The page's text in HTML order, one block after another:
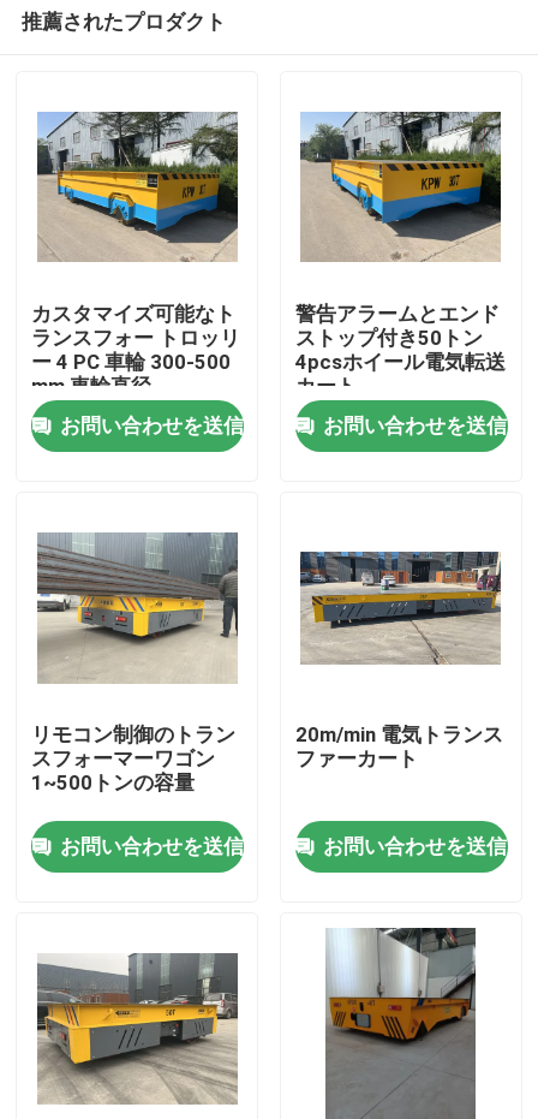
家
ビデオ
私達について
工場旅行
私達に連絡しなさい
引用を要求しなさい
電気移動のカート
AGVの移動のカート
推薦されたプロダクト
カスタマイズ可能なト
ランスフォー トロッリ
ー 4 PC 車輪 300-500
mm 車輪直径
お問い合わせを送信
警告アラームとエンド
ストップ付き50トン
4pcsホイール電気転送
カート
お問い合わせを送信
リモコン制御のトラン
スフォーマーワゴン
1~500トンの容量
お問い合わせを送信
20m/min 電気トランス
ファーカート
お問い合わせを送信